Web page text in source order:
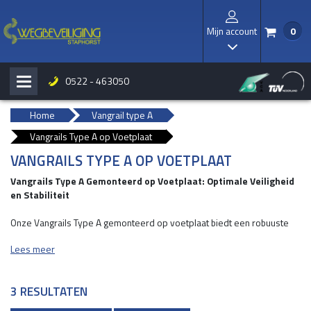
Mijn account
I
/ 0
H b 0522 - 463050
Home
Vangrail type A
Vangrails Type A op Voetplaat
VANGRAILS TYPE A OP VOETPLAAT
Vangrails Type A Gemonteerd op Voetplaat: Optimale Veiligheid
en Stabiliteit
Onze Vangrails Type A gemonteerd op voetplaat biedt een robuuste
en machine. Dankzij de stevige constructie en hoogwaardige
WAAROM KIEZEN VOOR VANGRAILS TYPE A?
Lees meer
3 RESULTATEN